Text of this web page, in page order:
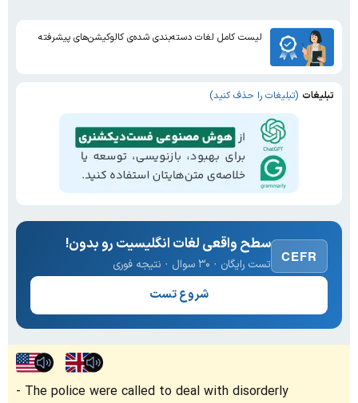
لیست کامل لغات دسته‌بندی شده‌ی کالوکیشن‌های پیشرفته
تبلیغات (تبلیغات را حذف کنید)
CEFR
سطح واقعی لغات انگلیسیت رو بدون!
تست رایگان · ۳۰ سوال · نتیجه فوری
شروع تست
The police were called to deal with disorderly